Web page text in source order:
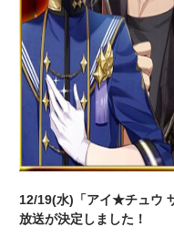
12/19(水)「アイ★チュウ
放送が決定しました！